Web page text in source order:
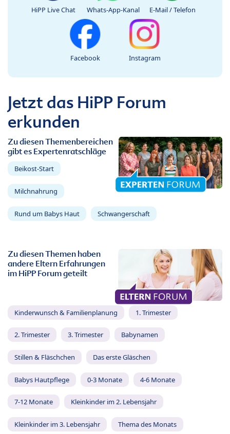
HiPP Live Chat Whats-App-Kanal E-Mail / Telefon
Facebook Instagram
Jetzt das HiPP Forum
erkunden
Zu diesen Themenbereichen
gibt es Expertenratschläge
Beikost-Start
Milchnahrung
Rund um Babys Haut Schwangerschaft
Zu diesen Themen haben
andere Eltern Erfahrungen
im HiPP Forum geteilt
Kinderwunsch & Familienplanung 1. Trimester
2. Trimester 3. Trimester Babynamen
Stillen & Fläschchen Das erste Gläschen
Babys Hautpflege 0-3 Monate 4-6 Monate
7-12 Monate Kleinkinder im 2. Lebensjahr
Kleinkinder im 3. Lebensjahr Thema des Monats